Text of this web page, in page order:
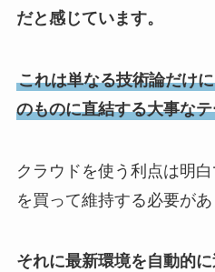
だと感じています。
これは単なる技術論だけ
のものに直結する大事な
クラウドを使う利点は明
を買って維持する必要があ
それに最新環境を自動的に